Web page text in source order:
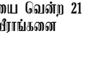
வென்ற 21